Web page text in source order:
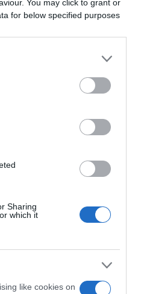
You may click to grant or
for below specified purposes
Sharing
which it
like cookies on
NECROLOGIE
I nostri